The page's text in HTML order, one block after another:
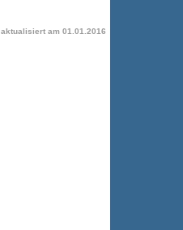
aktualisiert am 01.01.2016